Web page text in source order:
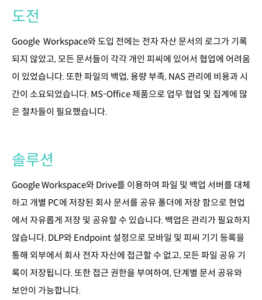
도전
Google Workspace와 도입 전에는 전자 자산 문서의 로그가 기록
되지 않았고, 모든 문서들이 각각 개인 피씨에 있어서 협업에 어려움
이 있었습니다. 또한 파일의 백업, 용량 부족, NAS 관리에 비용과 시
간이 소요되었습니다. MS-Office 제품으로 업무 협업 및 집계에 많
은 절차들이 필요했습니다.
솔루션
Google Workspace와 Drive를 이용하여 파일 및 백업 서버를 대체
하고 개별 PC에 저장된 회사 문서를 공유 폴더에 저장 함으로 현업
에서 자유롭게 저장 및 공유할 수 있습니다. 백업은 관리가 필요하지
않습니다. DLP와 Endpoint 설정으로 모바일 및 피씨 기기 등록을
통해 외부에서 회사 전자 자산에 접근할 수 없고, 모든 파일 공유 기
록이 저장됩니다. 또한 접근 권한을 부여하여, 단계별 문서 공유와
보안이 가능합니다.